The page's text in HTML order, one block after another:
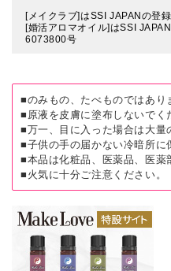
[メイクラブ]はSSI JAPANの登
[婚活アロマオイル]はSSI
6073800号
■のみもの、たべものではあり
■原液を皮膚に塗布しないでく
■万一、目に入った場合は大量
■子供の手の届かない冷暗所に
■本品は化粧品、医薬品、医薬
■火気に十分ご注意ください。